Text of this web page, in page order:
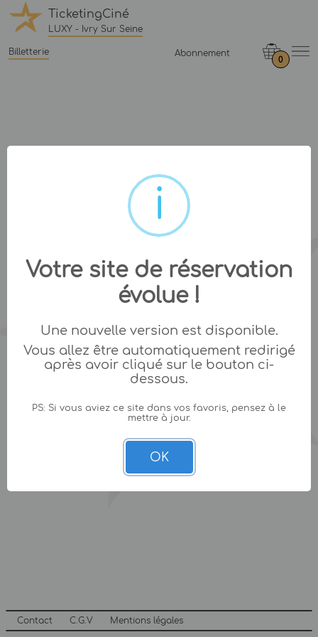
TicketingCiné
LUXY - Ivry Sur Seine
Billetterie Abonnement
0
Contact C.G.V Mentions légales
Votre site de réservation
évolue !
Une nouvelle version est disponible.
Vous allez être automatiquement redirigé
après avoir cliqué sur le bouton ci-
dessous.
PS: Si vous aviez ce site dans vos favoris, pensez à le
mettre à jour.
OK